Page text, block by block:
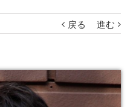
戻る 進む